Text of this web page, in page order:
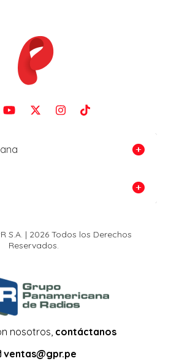
S.A. | 2026 Todos los Derechos
Reservados.
nosotros, contáctanos
ventas@gpr.pe